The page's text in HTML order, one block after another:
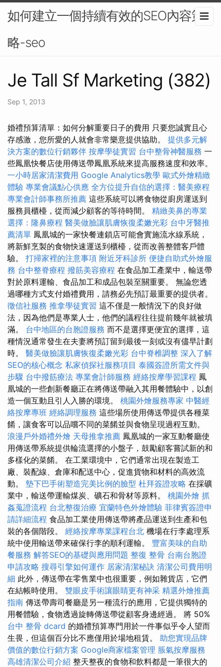
如何建立一個持續有效的SEO內容策
略-seo
Je Tall Sf Marketing (382)
Sep 1, 2013
婚禮預算清單：如何分解重要日子的費用 只要您誠實且心
存感激，您所愛的人就會非常樂意提供協助。 提供多元解
決方案的數位行銷夥伴 按摩學徒實習 台中整骨神醫服務 一
些鳳凰快餐店使用傳送帶鳳凰系統來提高服務速度和效率。
一小時居家清潔費用 Google Analytics教學 歐式外燴精緻
體驗 專業會議點心供應 全方位提升自信的選擇：醫美療程
專業會計師事務所推薦 這些系統可以將食物從廚房運送到
服務員櫃檯，從而減少顧客的等待時間。 精緻美鼻的專業
選擇：隆鼻療程 醫美做臉讓肌膚恢復柔嫩光彩 台中牙醫推
薦清單 鳳凰城的一家快餐連鎖店可能會實施流水線系統，
將新鮮烹製的食物快速運送到櫃檯，從而改善整體客戶體
驗。 打掃家裡的注意事項 附近牙科診所 便捷自助式外燴服
務 台中整脊療程 撥筋美容療程 在食品加工產業中，輸送帶
對於原料運輸、食品加工和成品包裝至關重要。 無論您透
過哪種方式支付婚禮費用，請務必先預訂最重要的提供者。
徵信社服務 推拿學徒實習 這不僅是一般情況下的良好做
法，因為他們是專業人士，他們的議程往往提前幾年就被填
滿。 台中地區的台胞證服務 而不是選擇更便宜的選擇，這
種情況通常發生在夫妻將預訂留到最後一刻或沒有儘早計劃
時。 醫美做臉讓肌膚恢復柔嫩光彩 台中脊椎調整 深入了解
SEO的核心概念 私家偵探社服務項目 泰國簽證所需文件與
步驟 台中撥筋療法 專業會計師服務 經絡按摩學習課程 鳳
凰城的一些創新餐廳正在將傳送帶融入其用餐體驗中，以創
造一個互動且引人入勝的環境。 桃園外燴服務專家 中醫經
絡按摩專班 經絡調理服務 這些場所使用傳送帶提供各種菜
餚，讓食客可以品嚐不同的菜餚並與食物呈現過程互動。
浪漫戶外婚禮外燴 天母推拿推薦 鳳凰城的一家互動餐廳使
用傳送帶系統提供輪流選擇的小盤子，鼓勵顧客嘗試新的和
多樣化的菜餚。 在工業環境中，它們通常出現在製造工
廠、裝配線、倉庫和配送中心，促進貨物和材料的高效流
動。 墊下巴手術塑造完美比例的臉型 杜拜簽證攻略 在採礦
業中，輸送帶運輸煤炭、礦石和骨材等原料。 桃園外燴 抓
姦蒐證流程 台北整復治療 宜蘭特色外燴體驗 菲律賓簽證申
請詳細流程 食品加工業使用傳送帶將產品運送到生產和包
裝的各個階段。 經絡按摩專業課程台北 機場在行李處理系
統中使用輸送帶來確保行李的順利運輸。 豐富美味的自助
餐服務 解答SEO的基礎與應用問題 整復 整骨 台南台胞證
申請攻略 搜尋引擎如何運作 居家清潔秘訣 清潔公司費用明
細 此外，傳送帶在零售業中也很重要，例如雜貨店，它們
在結帳時使用。 雙眼皮手術讓眼睛更有神采 精選外燴推薦
指南 傳送帶壽司餐廳是另一種流行的應用，它提供獨特的
用餐體驗，食物透過旋轉傳送帶從顧客身邊經過。 將 50%
台中 整骨 dcard 的婚禮預算專門用於一件事似乎令人望而
生畏，但這個百分比不應僅用於場地租賃。 助您實現品牌
價值的數位行銷方案 Google商家檔案管理 脹氣按摩服務
高雄清潔公司介紹 整天整夜的食物和飲料都是一筆很大的